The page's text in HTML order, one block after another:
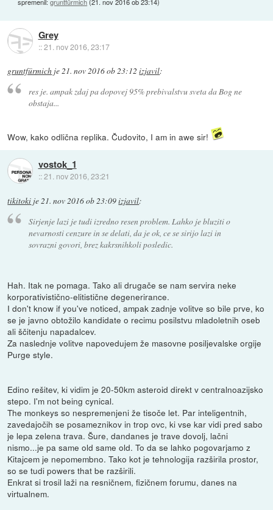
Grey
::21. nov 2016, 23:17
gruntfürmich je21. nov 2016 ob 23:12 izjavil:
res je. ampak zdaj pa dopovej 95% prebivalstvu sveta da Bog ne
obstaja...
Wow, kako odlična replika. Čudovito, I am in awe sir!
vostok_1
::21. nov 2016, 23:21
tikitoki je21. nov 2016 ob 23:09izjavil:
Sirjenje lazi je tudi izredno resen problem. Lahko je bluziti o
nevarnosti cenzure in se delati, da je ok, ce se sirijo lazi in
sovrazni govori, brez kakrsnihkoli posledic.
Hah. Itak ne pomaga. Tako ali drugače se nam servira neke
korporativistično-elitistične degenerirance.
I don't know if you've noticed, ampak zadnje volitve so bile prve, ko
se je javno obtožilo kandidate o recimu posilstvu mladoletnih oseb
ali ščitenju napadalcev.
Za naslednje volitve napovedujem že masovne posiljevalske orgije
Purge style.
Edino rešitev, ki vidim je 20-50km asteroid direkt v centralnoazijsko
stepo. I'm not being cynical.
The monkeys so nespremenjeni že tisoče let. Par inteligentnih,
zavedajočih se posameznikov in trop ovc, ki vse kar vidi pred sabo
je lepa zelena trava. Šure, dandanes je trave dovolj, lačni
nismo...je pa same old same old. To da se lahko pogovarjamo z
Kitajcem je nepomembno. Tako kot je tehnologija razširila prostor,
so se tudi powers that be razširili.
Enkrat si trosil laži na resničnem, fizičnem forumu, danes na
virtualnem.